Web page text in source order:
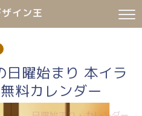
イン王
曜始まり 本イラ
料カレンダー